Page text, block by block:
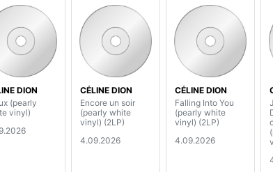
DION
(pearly
vinyl)
CÉLINE DION
Encore un soir
(pearly white
vinyl) (2LP)
4.09.2026
CÉLINE DION
Falling Into You
(pearly white
vinyl) (2LP)
4.09.2026